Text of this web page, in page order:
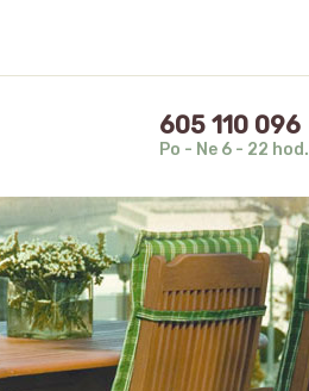
605 110 096
Po - Ne 6 - 22 hod.